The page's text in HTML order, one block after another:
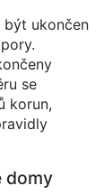
být ukončen
se
korun,
domy